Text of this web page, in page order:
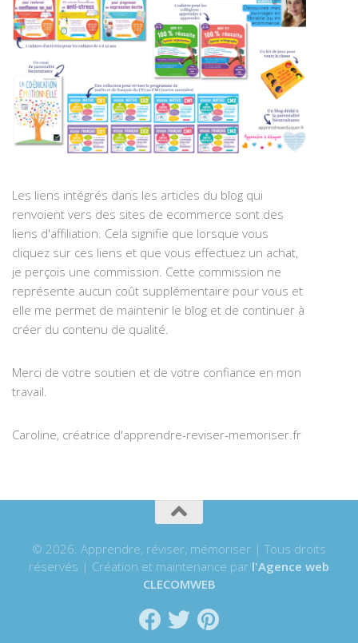
Les liens intégrés dans les articles du blog qui
renvoient vers des sites de ecommerce sont des
liens d'affiliation. Cela signifie que lorsque vous
cliquez sur ces liens et que vous effectuez un achat,
je perçois une commission. Cette commission ne
représente aucun coût supplémentaire pour vous et
elle me permet de maintenir le blog et de continuer à
créer du contenu de qualité.
Merci de votre soutien et de votre confiance en mon
travail.
Caroline, créatrice d'apprendre-reviser-memoriser.fr
© 2026. Apprendre, réviser, mémoriser | Tous droits
réservés | Création et maintenance par l'Agence web
CLECOMWEB